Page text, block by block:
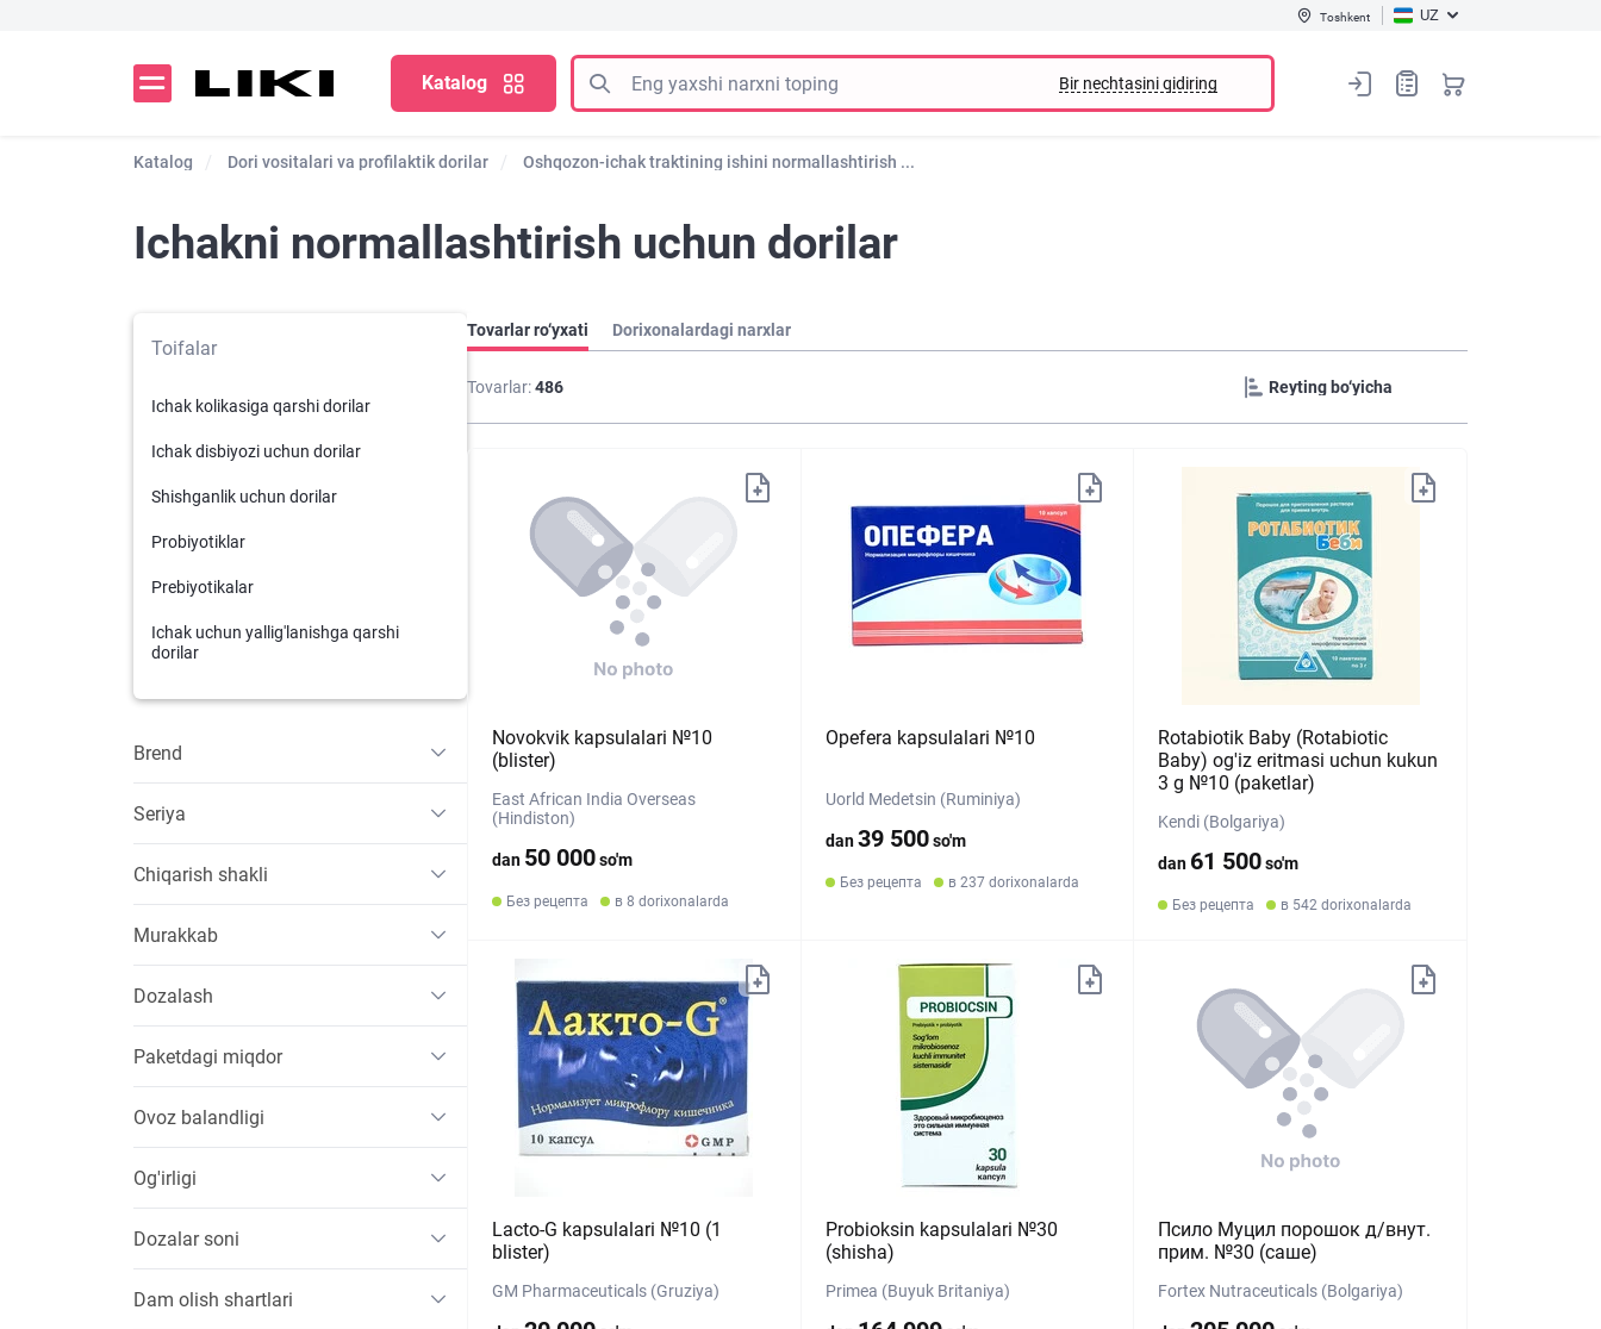
Toshkent UZ
Katalog Bir nechtasini qidiring
Katalog Dori vositalari va profilaktik dorilar Oshqozon-ichak traktining ishini normallashtirish ...
Ichakni normallashtirish uchun dorilar
Toifalar
Ichak kolikasiga qarshi dorilar
Ichak disbiyozi uchun dorilar
Shishganlik uchun dorilar
Probiyotiklar
Prebiyotikalar
Ichak uchun yallig'lanishga qarshi
dorilar
Brend
Seriya
Chiqarish shakli
Murakkab
Dozalash
Paketdagi miqdor
Ovoz balandligi
Og'irligi
Dozalar soni
Dam olish shartlari
Tovarlar ro‘yxati Dorixonalardagi narxlar
Tovarlar:486
Novokvik kapsulalari №10
(blister)
East African India Overseas
(Hindiston)
dan 50 000so'm
Без рецепта в 8 dorixonalarda
Opefera kapsulalari №10
Uorld Medetsin (Ruminiya)
dan39 500so'm
Без рецепта в 237 dorixonalarda
Rotabiotik Baby (Rotabiotic
Baby) og'iz eritmasi uchun kukun
3 g №10 (paketlar)
Kendi (Bolgariya)
dan 61 500so'm
Без рецепта в 542 dorixonalarda
Lacto-G kapsulalari №10 (1
blister)
GM Pharmaceuticals (Gruziya)
Probioksin kapsulalari №30
(shisha)
Primea (Buyuk Britaniya)
Псило Муцил порошок д/внут.
прим. №30 (саше)
Fortex Nutraceuticals (Bolgariya)